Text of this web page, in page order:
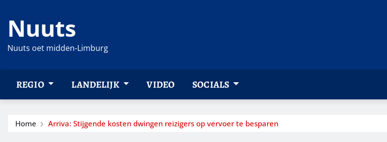
naar
inhoud
Nuuts
Nuuts oet midden-Limburg
REGIO LANDELIJK VIDEO SOCIALS
Home Arriva: Stijgende kosten dwingen reizigers op vervoer te besparen